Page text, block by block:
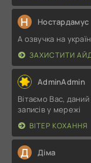
Н Ностардамус
А озвучка на
ЗАХИСТИТИ
AdminAdmin
Вітаємо Вас, даний
записів у мережі
ВІТЕР КОХАННЯ
Д Діма